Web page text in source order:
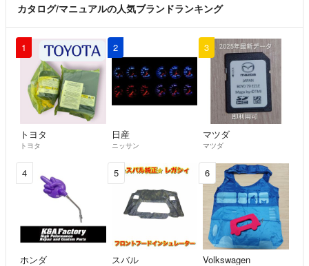
カタログ/マニュアルの人気ブランドランキング
1
トヨタ
トヨタ
2
日産
ニッサン
3
マツダ
マツダ
4
ホンダ
5
スバル
6
Volkswagen